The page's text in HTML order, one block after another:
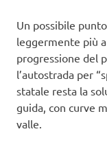
Un possibile
leggermente più
progressione del
l’autostrada per
statale resta la
guida, con curve
valle.